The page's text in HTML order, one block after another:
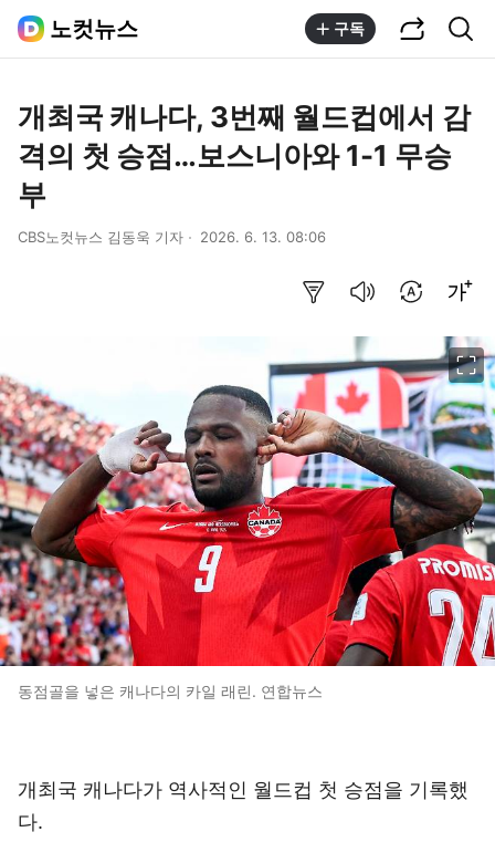
노컷뉴스 구독
개최국 캐나다, 3번째 월드컵에서 감
격의 첫 승점…보스니아와 1-1 무승
부
CBS노컷뉴스 김동욱 기자 2026. 6. 13. 08:06
동점골을 넣은 캐나다의 카일 래린. 연합뉴스
개최국 캐나다가 역사적인 월드컵 첫 승점을 기록했
다.